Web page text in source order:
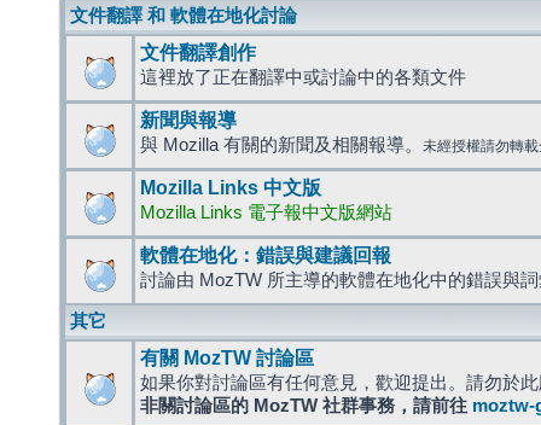
文件翻譯 和 軟體在地化討論
文件翻譯創作
這裡放了正在翻譯中或討論中的各類文件
新聞與報導
與 Mozilla 有關的新聞及相關報導。 未經授權請勿轉
Mozilla Links 中文版
Mozilla Links 電子報中文版網站
軟體在地化：錯誤與建議回報
討論由 MozTW 所主導的軟體在地化中的錯誤與
其它
有關 MozTW 討論區
如果你對討論區有任何意見，歡迎提出。請勿於
非關討論區的 MozTW 社群事務，請前往 moztw-